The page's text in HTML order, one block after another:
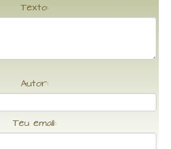
Texto:
Autor:
Teu email: